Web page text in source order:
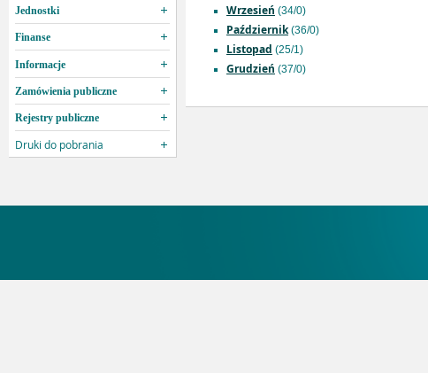
Jednostki
Finanse
Informacje
Zamówienia publiczne
Rejestry publiczne
Druki do pobrania
Wrzesień (34/0)
Październik(36/0)
Listopad (25/1)
Grudzień (37/0)